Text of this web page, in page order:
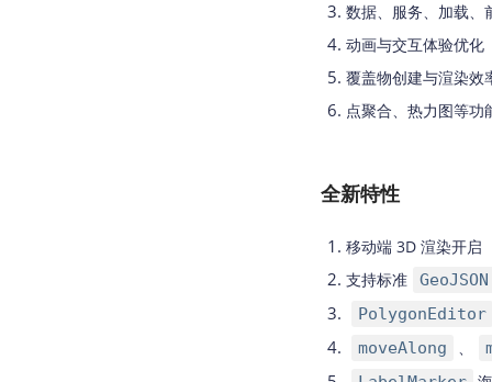
数据、服务、加载、
动画与交互体验优化
覆盖物创建与渲染效
点聚合、热力图等功
全新特性
移动端 3D 渲染开启
支持标准
GeoJSON
PolygonEditor
moveAlong
、